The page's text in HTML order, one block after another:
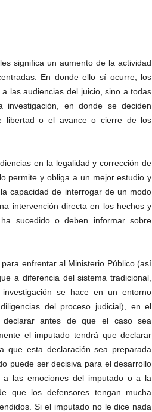
significa un aumento de la actividad
En donde ello sí ocurre, los
las audiencias del juicio, sino a todas
investigación, en donde se deciden
libertad o el avance o cierre de los
en la legalidad y corrección de
permite y obliga a un mejor estudio y
capacidad de interrogar de un modo
intervención directa en los hechos y
sucedido o deben informar sobre
enfrentar al Ministerio Público (así
a diferencia del sistema tradicional,
se hace en un entorno
del proceso judicial), en el
antes de que el caso sea
el imputado tendrá que declarar
que esta declaración sea preparada
puede ser decisiva para el desarrollo
las emociones del imputado o a la
que los defensores tengan mucha
Si el imputado no le dice nada